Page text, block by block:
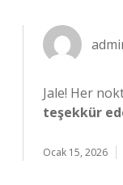
Jale! Her
teşekkür
Ocak 15, 2026